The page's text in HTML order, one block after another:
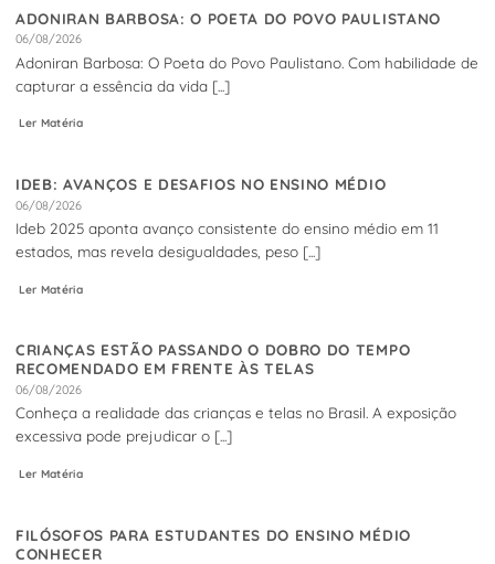
ADONIRAN BARBOSA: O POETA DO POVO PAULISTANO
06/08/2026
Adoniran Barbosa: O Poeta do Povo Paulistano. Com habilidade de
capturar a essência da vida [...]
Ler Matéria
IDEB: AVANÇOS E DESAFIOS NO ENSINO MÉDIO
06/08/2026
Ideb 2025 aponta avanço consistente do ensino médio em 11
estados, mas revela desigualdades, peso [...]
Ler Matéria
CRIANÇAS ESTÃO PASSANDO O DOBRO DO TEMPO
RECOMENDADO EM FRENTE ÀS TELAS
06/08/2026
Conheça a realidade das crianças e telas no Brasil. A exposição
excessiva pode prejudicar o [...]
Ler Matéria
FILÓSOFOS PARA ESTUDANTES DO ENSINO MÉDIO
CONHECER